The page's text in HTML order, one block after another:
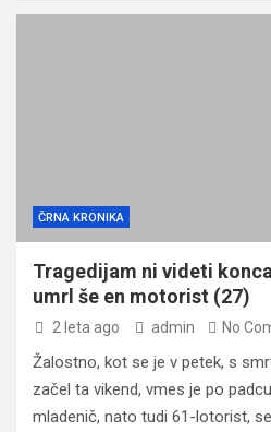
ČRNA KRONIKA
Tragedijam ni videti
umrl še en motorist (27)
2 leta ago admin No
Žalostno, kot se je v petek, s
začel ta vikend, vmes je po
mladenič, nato tudi 61-lotorist,